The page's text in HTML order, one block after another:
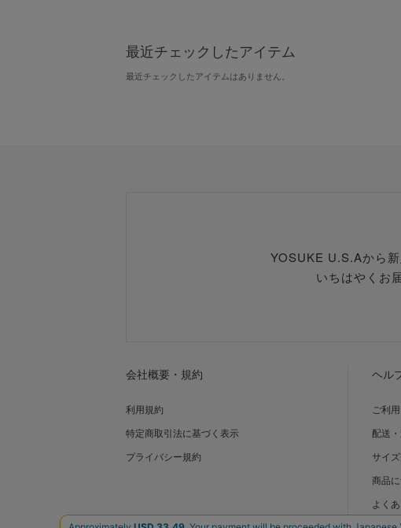
最近チェックしたアイテム
最近チェックしたアイテムはありません。
YOSUKE U.S.Aから
いちはやくお
会社概要・規約
利用規約
特定商取引法に基づく表示
プライバシー規約
ヘル
ご利
配送
サイ
商品
よく